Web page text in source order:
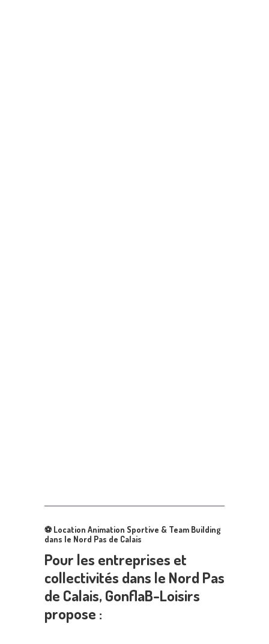
⚽ Location Animation Sportive & Team Building
dans le Nord Pas de Calais
Pour les entreprises et
collectivités dans le Nord Pas
de Calais, GonflaB-Loisirs
propose :